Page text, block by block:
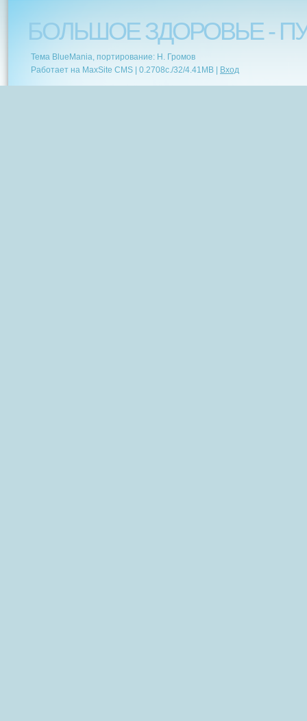
БОЛЬШОЕ ЗДОРОВЬЕ -
Тема BlueMania, портирование: Н. Громов
Работает на MaxSite CMS | 0.2708c./32/4.41MB Вход